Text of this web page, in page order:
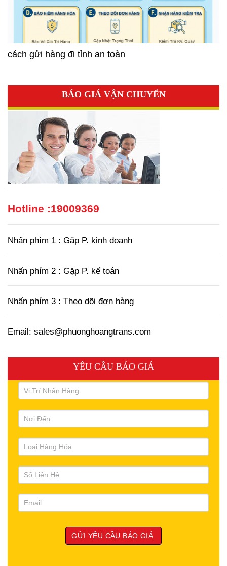
cách gửi hàng đi tỉnh an toàn
BÁO GIÁ VẬN CHUYỂN
Hotline :19009369
Nhấn phím 1 : Gặp P. kinh doanh
Nhấn phím 2 : Gặp P. kế toán
Nhấn phím 3 : Theo dõi đơn hàng
Email: sales@phuonghoangtrans.com
YÊU CẦU BÁO GIÁ